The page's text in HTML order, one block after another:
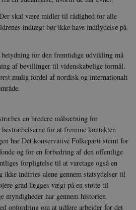
skal være midler til rådighed for alle
indtægt bør ikke have indflydelse på
betydning for den fremtidige udvikling må
af bevillinger til videnskabelige formål.
mulig fordel af nordisk og internationalt
en bredere målsætning for
for at fremme kontakten
har Det konservative Folkeparti stemt for
og for en forbedring af den offentlige
forpligtelse til at varetage også en
indfries alene gennem statsydelser til
grad lægges vægt på en støtte til
myndigheder har gennem historien
opfordring om at udføre arbejder for det